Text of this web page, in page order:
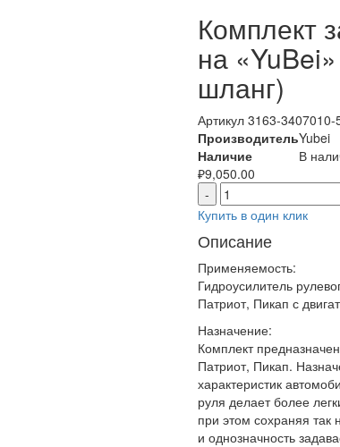
Комплект
на
шланг)
Артикул 3163-3407010-
ПроизводительYubei
Наличие
В
₽9,050.00
-
Купить в один клик
Описание
Применяемость:
Гидроусилитель
Патриот, Пикап с
Назначение:
Комплект
Патриот, Пикап.
характеристик
руля делает более
при этом сохраняя так
и однозначность